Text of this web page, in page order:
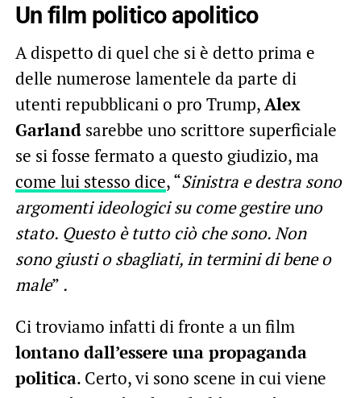
Un film politico apolitico
A dispetto di quel che si è detto prima e
delle numerose lamentele da parte di
utenti repubblicani o pro Trump,Alex
Garlandsarebbe uno scrittore superficiale
se si fosse fermato a questo giudizio, ma
come lui stesso dice, “Sinistra e destra sono
argomenti ideologici su come gestire uno
stato. Questo è tutto ciò che sono. Non
sono giusti o sbagliati, in termini di bene o
male” .
Ci troviamo infatti di fronte a un film
lontano dall’essere una propaganda
politica. Certo, vi sono scene in cui viene